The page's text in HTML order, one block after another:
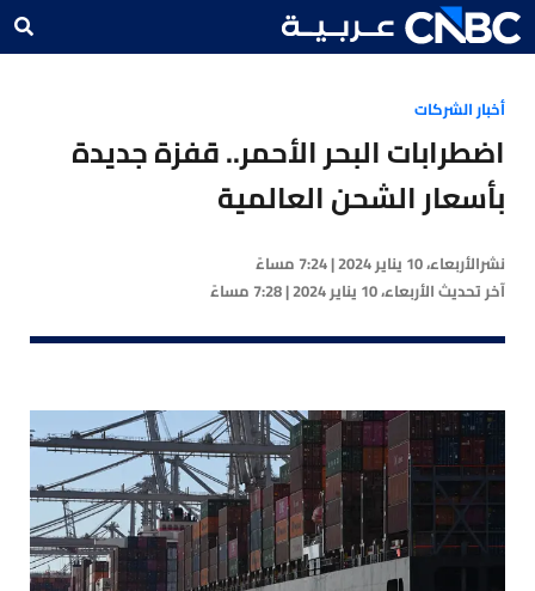
أخبار الشركات
اضطرابات البحر الأحمر.. قفزة جديدة
بأسعار الشحن العالمية
نشرالأربعاء، 10 يناير 2024 | 7:24 مساءً
آخر تحديثالأربعاء، 10 يناير 2024 | 7:28 مساءً